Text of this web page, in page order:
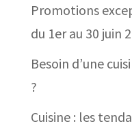
Promotions
du 1er au 30 juin
Besoin d’une
?
Cuisine : les